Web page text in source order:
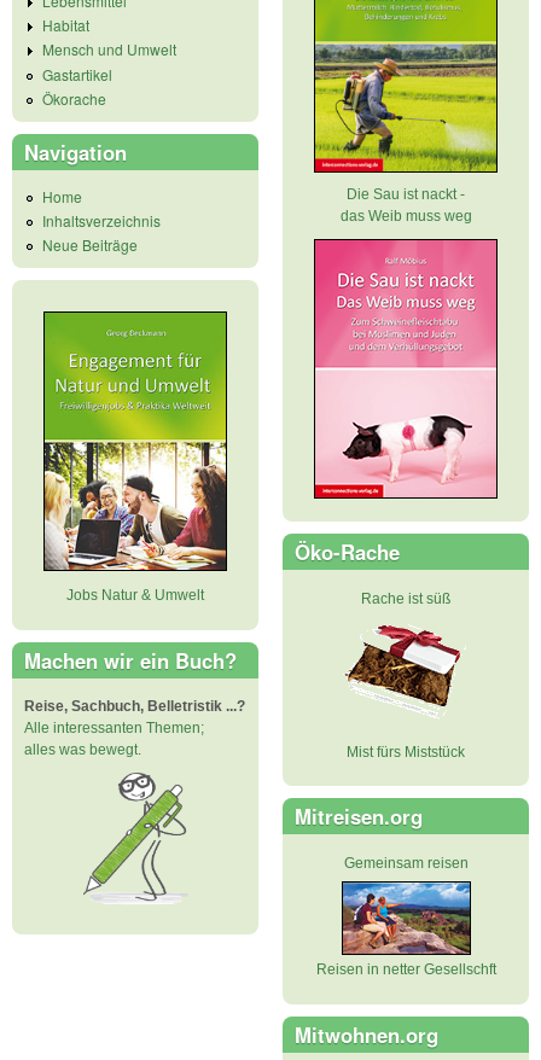
Habitat
Mensch und Umwelt
Gastartikel
Ökorache
Navigation
Home
Inhaltsverzeichnis
Neue Beiträge
Jobs Natur & Umwelt
Machen wir ein Buch?
Reise, Sachbuch, Belletristik ...?
Alle interessanten Themen;
alles was bewegt.
Die Sau ist nackt -
das Weib muss weg
Öko-Rache
Rache ist süß
Mist fürs Miststück
Mitreisen.org
Gemeinsam reisen
Reisen in netter Gesellschft
Mitwohnen.org